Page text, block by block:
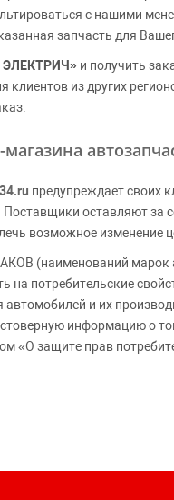
с нашими
запчасть для
и получить
клиентов из других
предупреждает своих
Поставщики оставляют
возможное изменение
(наименований марок
на потребительские
и их
информацию о
«О защите прав